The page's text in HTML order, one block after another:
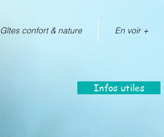
Gîtes confort & nature En voir +
Infos utiles